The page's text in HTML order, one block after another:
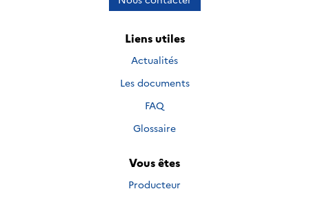
Liens utiles
Actualités
Les documents
FAQ
Glossaire
Vous êtes
Producteur